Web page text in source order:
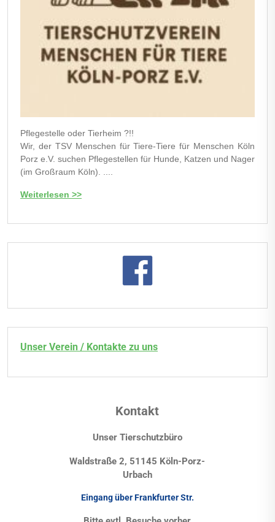
Pflegestelle oder Tierheim ?!!
Wir, der TSV Menschen für Tiere-Tiere für Menschen Köln
Porz e.V. suchen Pflegestellen für Hunde, Katzen und Nager
(im Großraum Köln). ....
Weiterlesen >>
Unser Verein / Kontakte zu uns
Kontakt
Unser Tierschutzbüro
Waldstraße 2, 51145 Köln-Porz-
Urbach
Eingang über Frankfurter Str.